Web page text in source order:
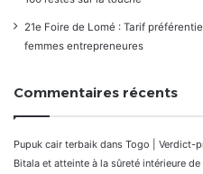
21e Foire de Lomé : Tarif
femmes entrepreneures
Commentaires récents
Pupuk cair terbaik dans Togo | Verdict-
Bitala et atteinte à la sûreté intérieure